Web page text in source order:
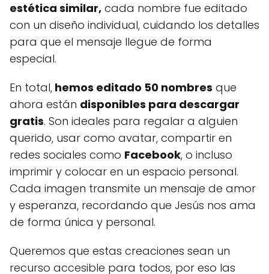
estética similar, cada nombre fue editado
con un diseño individual, cuidando los detalles
para que el mensaje llegue de forma
especial.
En total, hemos editado 50 nombres que
ahora están disponibles para descargar
gratis. Son ideales para regalar a alguien
querido, usar como avatar, compartir en
redes sociales como Facebook, o incluso
imprimir y colocar en un espacio personal.
Cada imagen transmite un mensaje de amor
y esperanza, recordando que Jesús nos ama
de forma única y personal.
Queremos que estas creaciones sean un
recurso accesible para todos, por eso las